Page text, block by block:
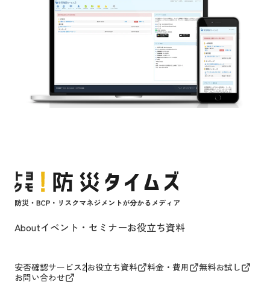
Aboutイベント・セミナーお役立ち資料
安否確認サービス2 お役立ち資料 料金・費用
無料お試し
お問い合わせ